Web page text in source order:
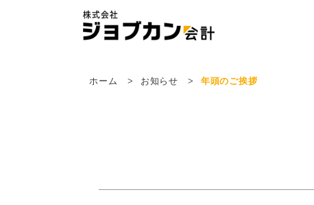
ホーム お知らせ 年頭のご挨拶